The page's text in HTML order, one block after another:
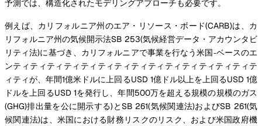
予測では、構造化されたモデリングアプローチも必要です。
例えば、カリフォルニア州のエア・リソース・ボード(CARB)は、カ
リフォルニア州の気候開示法SB 253(気候経営データ・アカウンタビ
リティ法)に基づき、カリフォルニアで事業を行なう米国‐ベースのエ
ンティティティティティティティティティティティティティティテ
ィティが、年間1億米ドルに上回るUSD 1億ドル以上を上回るUSD 1億
ドルを上回るUSD 1を発行し、年間500万を超える規模の規模のガス
(GHG)排出量を公に開示する)とSB 261(気候関連法)およびSB 261(気
候関連法)は、米国における財務リスクのリスク、および米国政府機